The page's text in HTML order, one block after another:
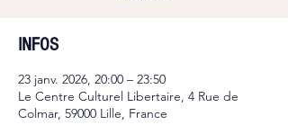
INFOS
23 janv. 2026, 20:00 – 23:50
Le Centre Culturel Libertaire, 4 Rue de
Colmar, 59000 Lille, France